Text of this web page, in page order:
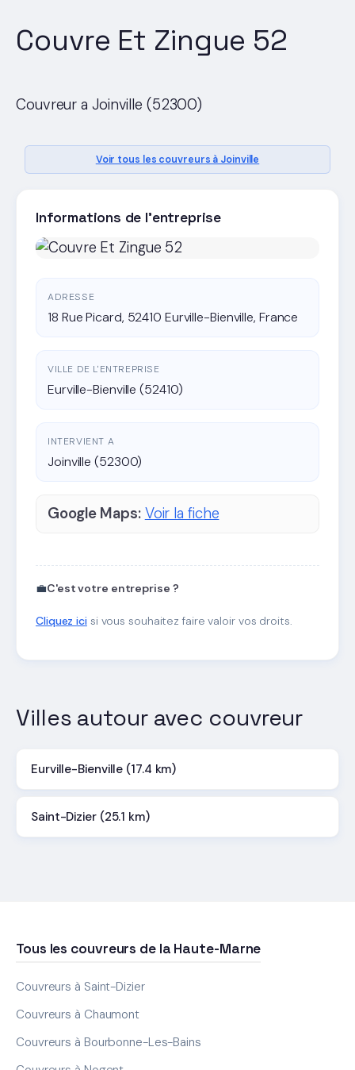
Couvre Et Zingue 52
Couvreur a Joinville (52300)
Voir tous les couvreurs à Joinville
Informations de l'entreprise
ADRESSE
18 Rue Picard, 52410 Eurville-Bienville, France
VILLE DE L'ENTREPRISE
Eurville-Bienville (52410)
INTERVIENT A
Joinville (52300)
Google Maps: Voir la fiche
💼C'est votre entreprise ?
Cliquez icisi vous souhaitez faire valoir vos droits.
Villes autour avec couvreur
Eurville-Bienville (17.4 km)
Saint-Dizier (25.1 km)
Tous les couvreurs de la Haute-Marne
Couvreurs à Saint-Dizier
Couvreurs à Chaumont
Couvreurs à Bourbonne-Les-Bains